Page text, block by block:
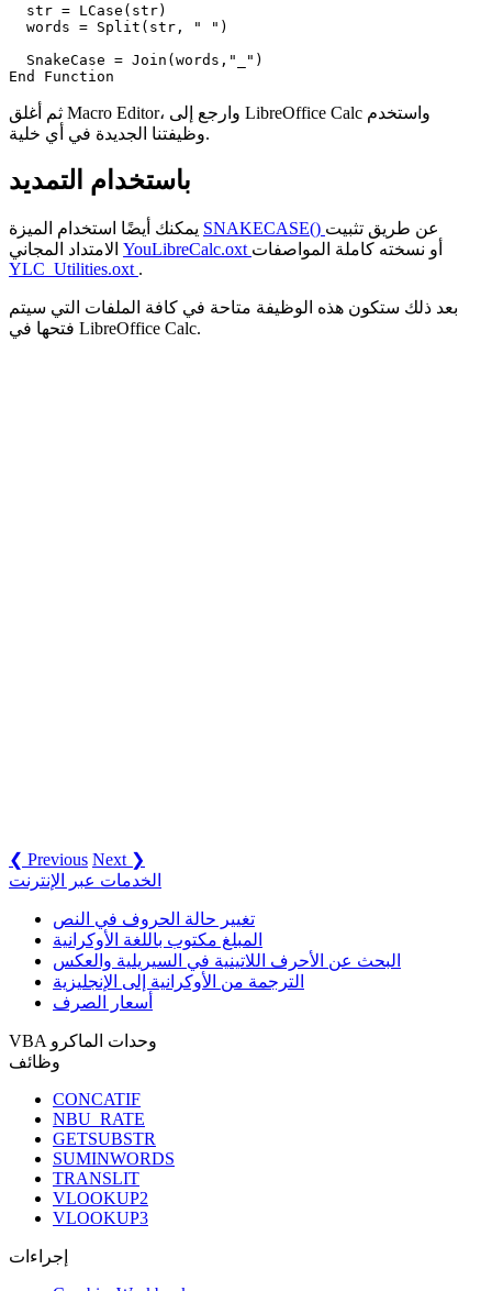
  str = LCase(str)
  words = Split(str, " ")
  SnakeCase = Join(words,"_")
ثم أغلق Macro Editor، وارجع إلى LibreOffice Calc واستخدم
وظيفتنا الجديدة في أي خلية.
باستخدام التمديد
SNAKECASE() عن طريق تثبيت
YouLibreCalc.oxt أو نسخته كاملة المواصفات
YLC_Utilities.oxt .
بعد ذلك ستكون هذه الوظيفة متاحة في كافة الملفات التي سيتم
فتحها في LibreOffice Calc.
❮ Previous Next ❯
الخدمات عبر الإنترنت
تغيير حالة الحروف في النص
المبلغ مكتوب باللغة الأوكرانية
البحث عن الأحرف اللاتينية في السيريلية والعكس
الترجمة من الأوكرانية إلى الإنجليزية
أسعار الصرف
VBA وحدات الماكرو
وظائف
CONCATIF
NBU_RATE
GETSUBSTR
SUMINWORDS
TRANSLIT
VLOOKUP2
VLOOKUP3
إجراءات